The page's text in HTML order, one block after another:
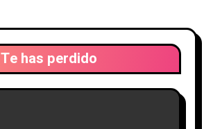
Te has perdido